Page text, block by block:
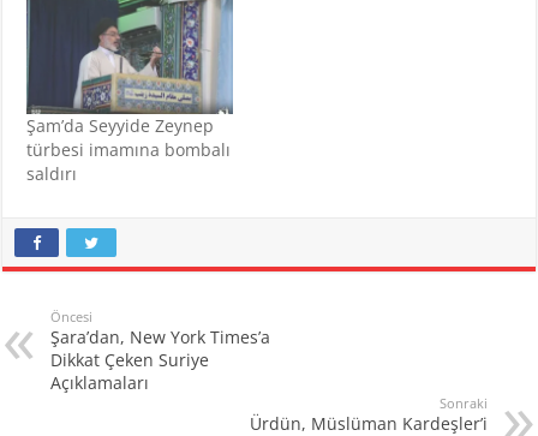
Şam’da Seyyide Zeynep
türbesi imamına bombalı
saldırı
Öncesi
Şara’dan, New York Times’a
Dikkat Çeken Suriye
Açıklamaları
Sonraki
Ürdün, Müslüman Kardeşler’i